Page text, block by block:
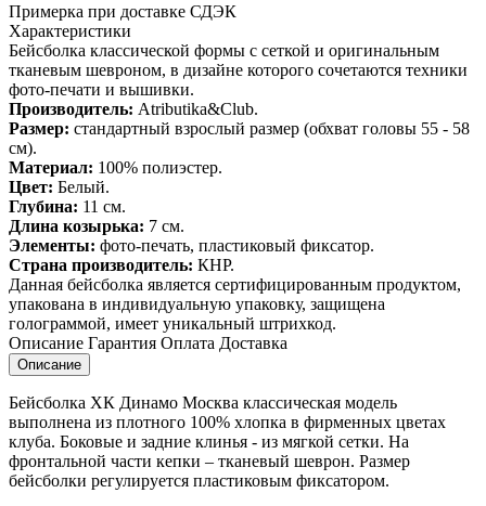
Примерка при доставке СДЭК
Характеристики
Бейсболка классической формы с сеткой и оригинальным
тканевым шевроном, в дизайне которого сочетаются техники
фото-печати и вышивки.
Производитель: Atributika&Club.
Размер: стандартный взрослый размер (обхват головы 55 - 58
см).
Материал: 100% полиэстер.
Цвет: Белый.
Глубина: 11 см.
Длина козырька: 7 см.
Элементы: фото-печать, пластиковый фиксатор.
Страна производитель: КНР.
Данная бейсболка является сертифицированным продуктом,
упакована в индивидуальную упаковку, защищена
голограммой, имеет уникальный штрихкод.
Описание Гарантия Оплата Доставка
Описание
Бейсболка ХК Динамо Москва классическая модель
выполнена из плотного 100% хлопка в фирменных цветах
клуба. Боковые и задние клинья - из мягкой сетки. На
фронтальной части кепки – тканевый шеврон. Размер
бейсболки регулируется пластиковым фиксатором.